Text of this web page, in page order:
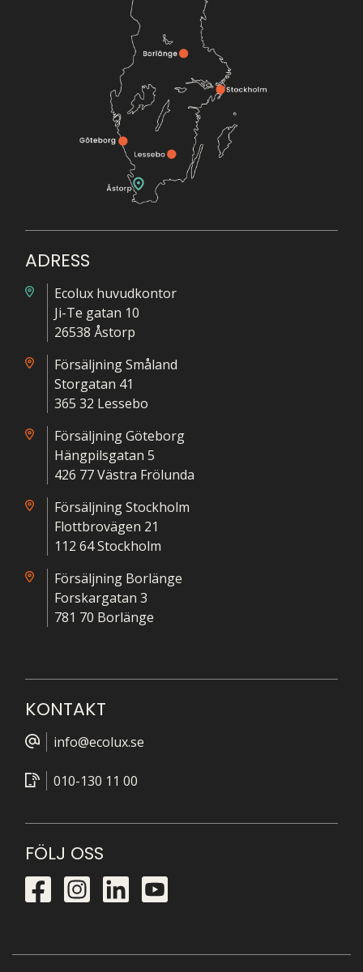
ADRESS
Ecolux huvudkontor
Ji-Te gatan 10
26538 Åstorp
Försäljning Småland
Storgatan 41
365 32 Lessebo
Försäljning Göteborg
Hängpilsgatan 5
426 77 Västra Frölunda
Försäljning Stockholm
Flottbrovägen 21
112 64 Stockholm
Försäljning Borlänge
Forskargatan 3
781 70 Borlänge
KONTAKT
info@ecolux.se
010-130 11 00
FÖLJ OSS